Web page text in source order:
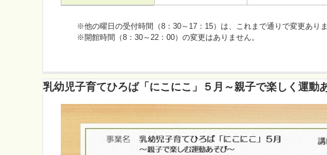
※他の曜日の受付時間（8：30～17：15）は、これまで通りで変更ありま
※開館時間（8：30～22：00）の変更はありません。
乳幼児子育てひろば「にこにこ」５月～親子で楽しく運動